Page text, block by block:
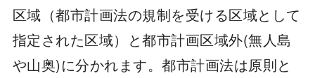
区域（都市計画法の規制を受ける区域として
指定された区域）と都市計画区域外(無人島
や山奥)に分かれます。都市計画法は原則と